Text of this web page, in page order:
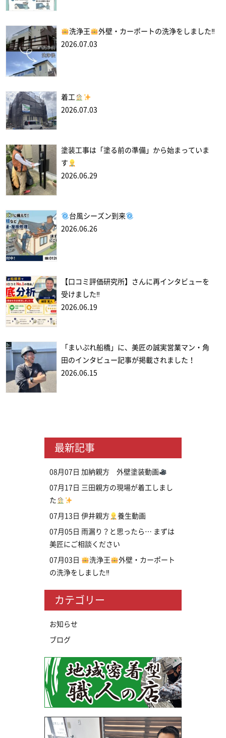
洗浄王
外壁・カーポートの洗浄をしました‼
2026.07.03
着工
2026.07.03
塗装工事は「塗る前の準備」から始まっていま
す
2026.06.29
台風シーズン到来
2026.06.26
【口コミ評価研究所】さんに再インタビューを
受けました‼
2026.06.19
「まいぷれ船橋」に、美匠の誠実営業マン・角
田のインタビュー記事が掲載されました！
2026.06.15
最新記事
08月07日 加納親方 外壁塗装動画
07月17日 三田親方の現場が着工しまし
た
07月13日 伊井親方 養生動画
07月05日 雨漏り？と思ったら… まずは
美匠にご相談ください
07月03日 洗浄王
外壁・カーポート
の洗浄をしました‼
カテゴリー
お知らせ
ブログ